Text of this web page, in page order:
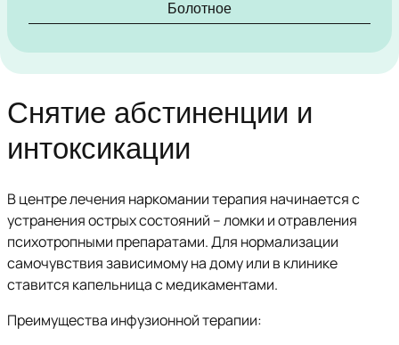
Болотное
Снятие абстиненции и
интоксикации
В центре лечения наркомании терапия начинается с
устранения острых состояний – ломки и отравления
психотропными препаратами. Для нормализации
самочувствия зависимому на дому или в клинике
ставится капельница с медикаментами.
Преимущества инфузионной терапии: